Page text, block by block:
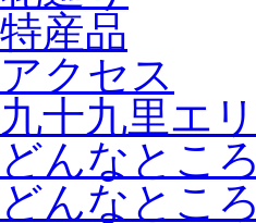
特産品
アクセス
九十九里エ
どんなとこ
どんなとこ